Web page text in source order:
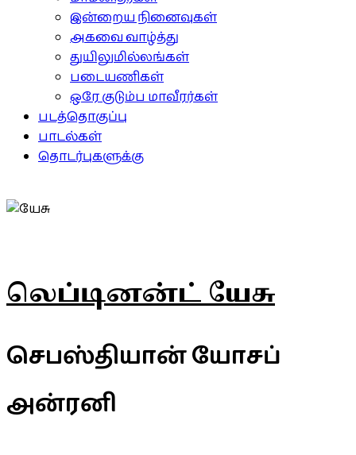
இன்றைய நினைவுகள்
அகவை வாழ்த்து
துயிலுமில்லங்கள்
படையணிகள்
ஒரே குடும்ப மாவீரர்கள்
படத்தொகுப்பு
பாடல்கள்
தொடர்புகளுக்கு
லெப்டினன்ட் யேசு
செபஸ்தியான் யோசப்
அன்ரனி